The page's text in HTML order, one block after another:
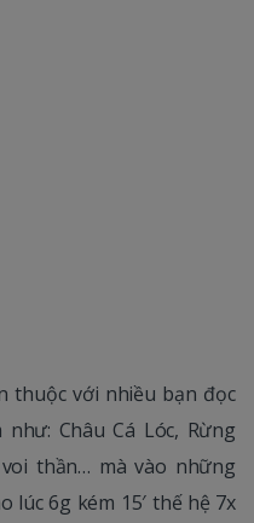
thuộc với nhiều bạn đọc
Châu Cá Lóc, Rừng
thần… mà vào những
lúc 6g kém 15′ thế hệ 7x